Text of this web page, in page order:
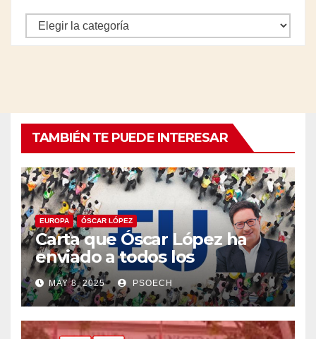
Categorías
TAMBIÉN TE PUEDE INTERESAR
EUROPA ÓSCAR LÓPEZ
Carta que Óscar López ha
enviado a todos los
militantes animándoles a
participar en la
concentración del 11 de mayo
a las 12:00h.
MAY 8, 2025 PSOECH